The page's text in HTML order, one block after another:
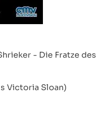
- Die Fratze des
Victoria Sloan)